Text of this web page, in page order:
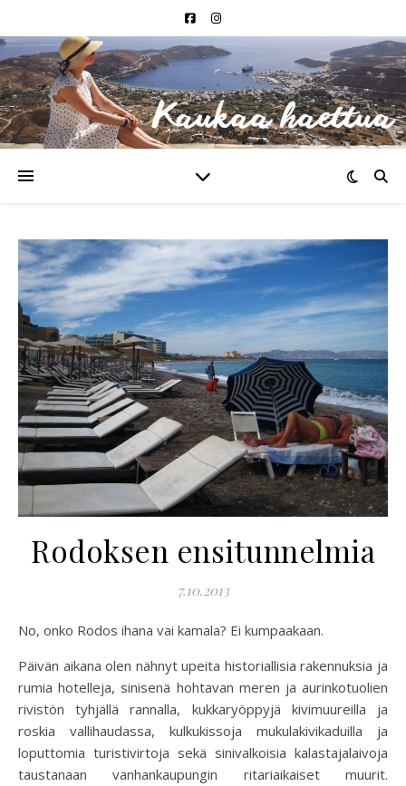
Rodoksen ensitunnelmia
7.10.2013
No, onko Rodos ihana vai kamala? Ei kumpaakaan.
Päivän aikana olen nähnyt upeita historiallisia rakennuksia ja
rumia hotelleja, sinisenä hohtavan meren ja aurinkotuolien
rivistön tyhjällä rannalla, kukkaryöppyjä kivimuureilla ja
roskia vallihaudassa, kulkukissoja mukulakivikaduilla ja
loputtomia turistivirtoja sekä sinivalkoisia kalastajalaivoja
taustanaan vanhankaupungin ritariaikaiset muurit.